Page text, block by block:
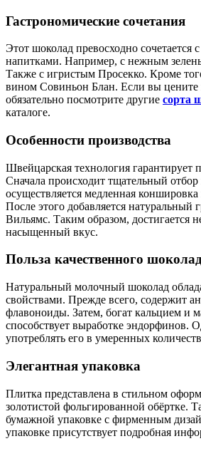
Гастрономические сочетания
Этот шоколад превосходно сочетается
напитками. Например, с нежным
Также с игристым Просекко. Кроме
вином Совиньон Блан. Если вы цените
обязательно посмотрите другие сорта
каталоге.
Особенности производства
Швейцарская технология гарантирует
Сначала происходит тщательный отбор
осуществляется медленная
После этого добавляется натуральный
Вильямс. Таким образом, достигается
насыщенный вкус.
Польза качественного
Натуральный молочный шоколад
свойствами. Прежде всего, содержит
флавоноиды. Затем, богат кальцием и
способствует выработке эндорфинов.
употреблять его в умеренных
Элегантная упаковка
Плитка представлена в стильном
золотистой фольгированной обёртке.
бумажной упаковке с фирменным
упаковке присутствует подробная